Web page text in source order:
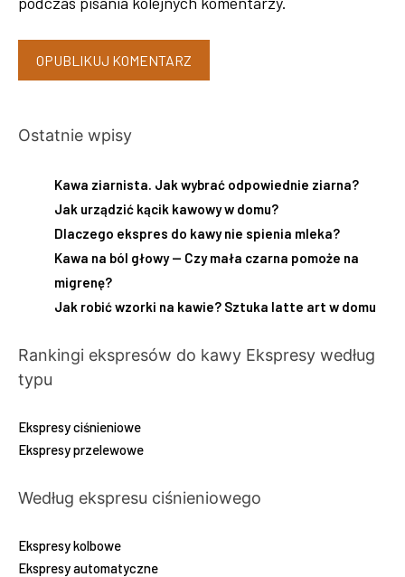
Ostatnie wpisy
Kawa ziarnista. Jak wybrać odpowiednie ziarna?
Jak urządzić kącik kawowy w domu?
Dlaczego ekspres do kawy nie spienia mleka?
Kawa na ból głowy — Czy mała czarna pomoże na
migrenę?
Jak robić wzorki na kawie? Sztuka latte art w domu
Rankingi ekspresów do kawy Ekspresy według
typu
Ekspresy ciśnieniowe
Ekspresy przelewowe
Według ekspresu ciśnieniowego
Ekspresy kolbowe
Ekspresy automatyczne